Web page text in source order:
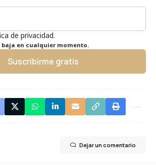
de privacidad.
baja en cualquier momento.
Suscribirme gratis
Dejar un comentario